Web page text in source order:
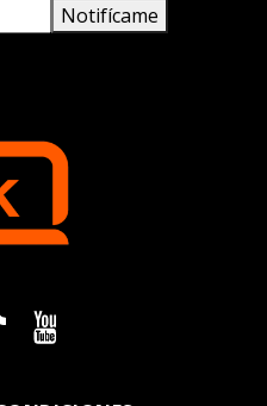
Notifícame